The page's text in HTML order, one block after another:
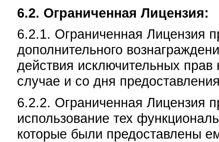
6.2. Ограниченная Лицензия:
6.2.1. Ограниченная Лицензия
дополнительного
действия исключительных
случае и со дня
6.2.2. Ограниченная Лицензия
использование тех
которые были предоставлены